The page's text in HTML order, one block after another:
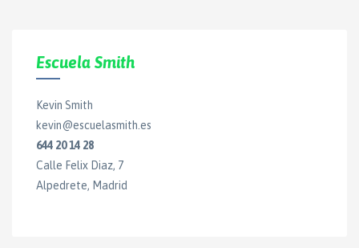
Escuela Smith
Kevin Smith
kevin@escuelasmith.es
644 20 14 28
Calle Felix Diaz, 7
Alpedrete, Madrid